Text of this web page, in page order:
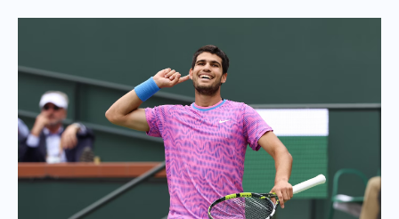
การเเข่งขัน ▾
Level นักกีฬา ▾
Player Level
ลงทะเบียนสมาชิก ▾
Registration
ประกาศ/กิจกรรม ▾
Announcement/ Activities